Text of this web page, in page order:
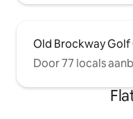
Old Brockway Golf
Door 77 locals